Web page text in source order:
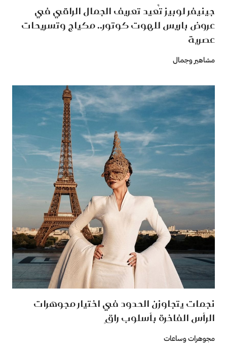
جينيفر لوبيز تُعيد تعريف الجمال الراقي في
عروض باريس للهوت كوتور.. مكياج وتسريحات
عصرية
مشاهير وجمال
نجمات يتجاوزن الحدود في اختيار مجوهرات
الرأس الفاخرة بأسلوب راقٍ
مجوهرات وساعات